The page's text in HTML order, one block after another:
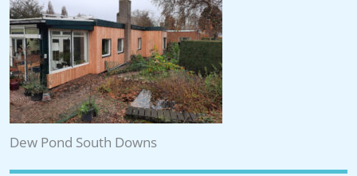
Dew Pond South Downs